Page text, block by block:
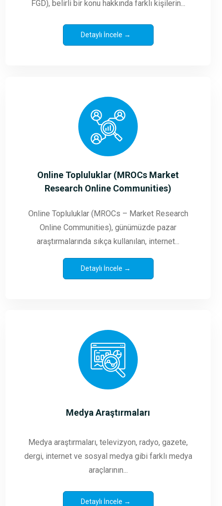
FGD), belirli bir konu hakkında farklı kişilerin...
Detaylı İncele →
Online Topluluklar (MROCs Market
Research Online Communities)
Online Topluluklar (MROCs – Market Research
Online Communities), günümüzde pazar
araştırmalarında sıkça kullanılan, internet...
Detaylı İncele →
Medya Araştırmaları
Medya araştırmaları, televizyon, radyo, gazete,
dergi, internet ve sosyal medya gibi farklı medya
araçlarının...
Detaylı İncele →